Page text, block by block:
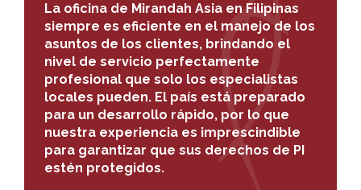
La oficina de Mirandah Asia en Filipinas
siempre es eficiente en el manejo de los
asuntos de los clientes, brindando el
nivel de servicio perfectamente
profesional que solo los especialistas
locales pueden. El país está preparado
para un desarrollo rápido, por lo que
nuestra experiencia es imprescindible
para garantizar que sus derechos de PI
estén protegidos.